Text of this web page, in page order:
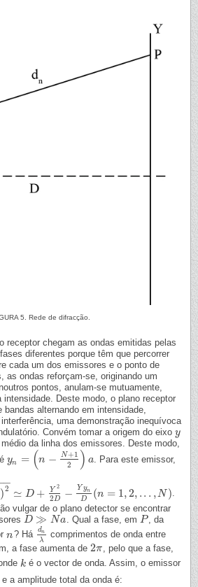
5. Rede de difracção.
receptor chegam as ondas emitidas pelas
diferentes porque têm que percorrer
cada um dos emissores e o ponto de
as ondas reforçam-se, originando um
pontos, anulam-se mutuamente,
Deste modo, o plano receptor
alternando em intensidade,
uma demonstração inequívoca
Convém tomar a origem do eixo y
y
da linha dos emissores. Deste modo,
é yn = (n − N+1
2
) a
yn =(n −N+ 12 a
. Para este emissor,
)2
−
≃ D + Y 2
2D − Y yn
D (n = 1 , 2, . . . , N )
D− Yy nD( n= 1,2, .., N)
.
vulgar de o plano detector se encontrar
D ≫ Na
D≫N a . Qual a fase, em P
P , da
n
n ? Há dn
λ
dnλ comprimentos de onda entre
a fase aumenta de2π
2π, pelo que a fase,
k
k é o vector de onda. Assim, o emissor
e a amplitude total da onda é: